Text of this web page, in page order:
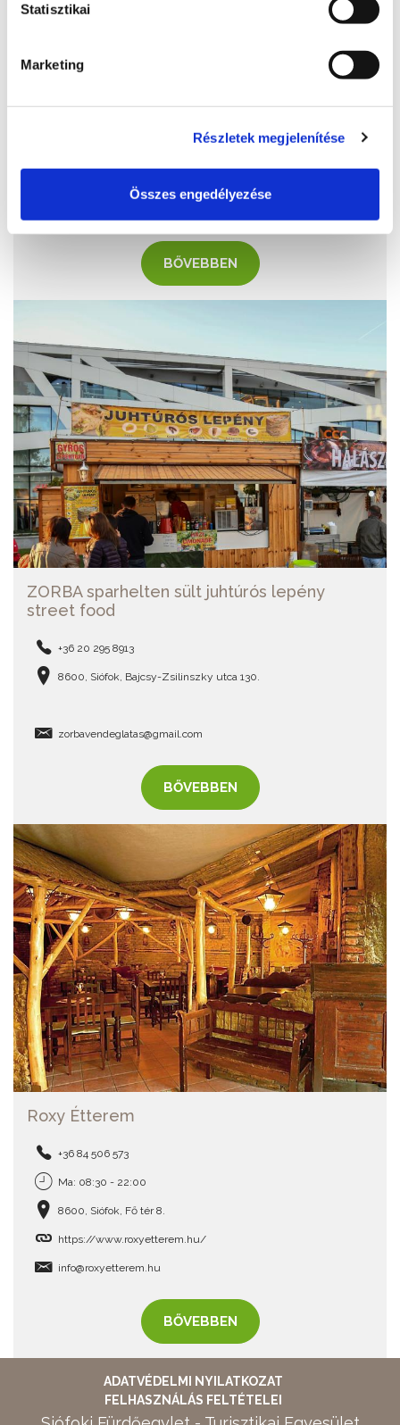
Statisztikai
Marketing
Részletek megjelenítése
Összes engedélyezése
Sándor Étterem
BŐVEBBEN
ZORBA sparhelten sült juhtúrós lepény
street food
+36 20 295 8913
8600, Siófok, Bajcsy-Zsilinszky utca 130.
zorbavendeglatas@gmail.com
BŐVEBBEN
Roxy Étterem
+36 84 506 573
Ma: 08:30 - 22:00
8600, Siófok, Fő tér 8.
https://www.roxyetterem.hu/
info@roxyetterem.hu
BŐVEBBEN
ADATVÉDELMI NYILATKOZAT
FELHASZNÁLÁS FELTÉTELEI